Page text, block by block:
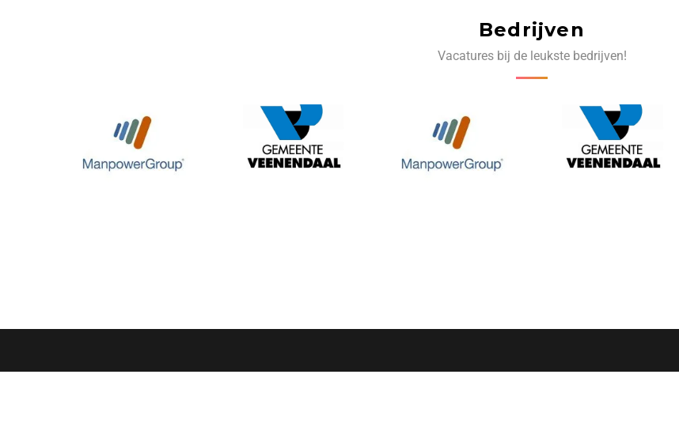
Bedrijven
Vacatures bij de leukste bedrijven!